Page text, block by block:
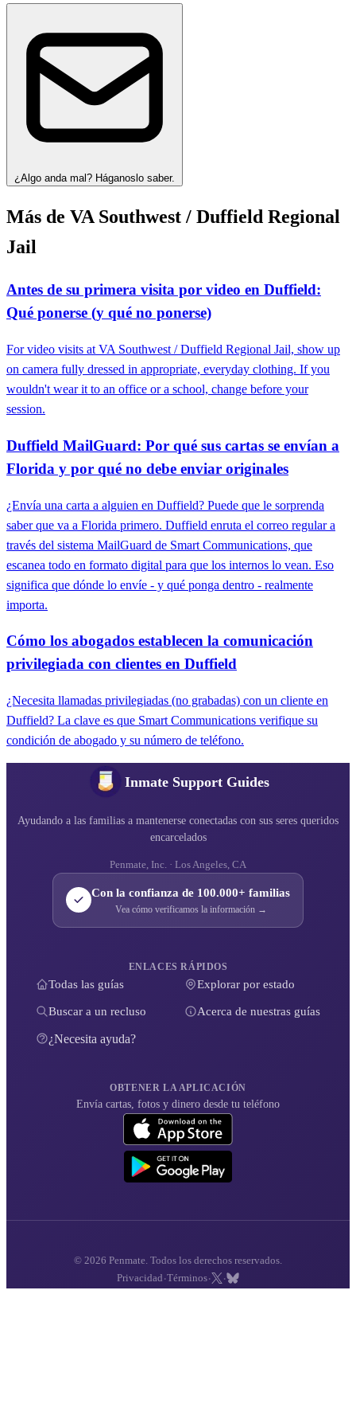
¿Algo anda mal? Háganoslo saber.
Más de VA Southwest / Duffield Regional
Jail
Antes de su primera visita por video en Duffield:
Qué ponerse (y qué no ponerse)
For video visits at VA Southwest / Duffield Regional Jail, show up
on camera fully dressed in appropriate, everyday clothing. If you
wouldn't wear it to an office or a school, change before your
session.
Duffield MailGuard: Por qué sus cartas se envían a
Florida y por qué no debe enviar originales
¿Envía una carta a alguien en Duffield? Puede que le sorprenda
saber que va a Florida primero. Duffield enruta el correo regular a
través del sistema MailGuard de Smart Communications, que
escanea todo en formato digital para que los internos lo vean. Eso
significa que dónde lo envíe - y qué ponga dentro - realmente
importa.
Cómo los abogados establecen la comunicación
privilegiada con clientes en Duffield
¿Necesita llamadas privilegiadas (no grabadas) con un cliente en
Duffield? La clave es que Smart Communications verifique su
condición de abogado y su número de teléfono.
Inmate Support Guides
Ayudando a las familias a mantenerse conectadas con sus seres queridos
encarcelados
Penmate, Inc. · Los Angeles, CA
Con la confianza de 100.000+ familias
Vea cómo verificamos la información →
ENLACES RÁPIDOS
Todas las guías Explorar por estado
Buscar a un recluso Acerca de nuestras guías
¿Necesita ayuda?
OBTENER LA APLICACIÓN
Envía cartas, fotos y dinero desde tu teléfono
© 2026 Penmate. Todos los derechos reservados.
Privacidad ·Términos· ·